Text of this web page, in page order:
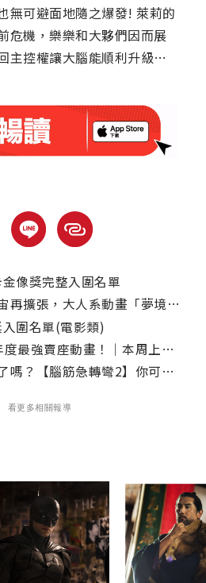
無可避面地隨之爆發! 萊莉的
危機，樂樂和大夥們因而展
主控權讓大腦能順利升級…
像獎完整入圍名單
人系動畫「夢境製片廠」Disney+ 一次上線
圍名單(電影類)
座動畫！｜本周上線、電視首播推薦
筋急轉彎2】你可能沒注意到的15個彩蛋
看更多相關報導